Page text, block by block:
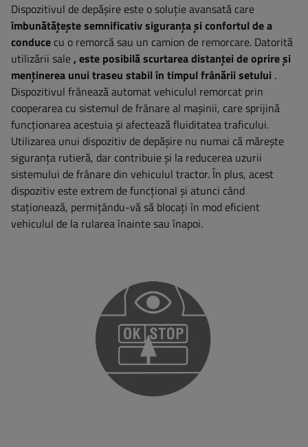
Dispozitivul de depășire este o soluție avansată care
îmbunătățește semnificativ siguranța și confortul de a
conduce cu o remorcă sau un camion de remorcare. Datorită
utilizării sale, este posibilă scurtarea distanței de oprire și
menținerea unui traseu stabil în timpul frânării setului .
Dispozitivul frânează automat vehiculul remorcat prin
cooperarea cu sistemul de frânare al mașinii, care sprijină
funcționarea acestuia și afectează fluiditatea traficului.
Utilizarea unui dispozitiv de depășire nu numai că mărește
siguranța rutieră, dar contribuie și la reducerea uzurii
sistemului de frânare din vehiculul tractor. În plus, acest
dispozitiv este extrem de funcțional și atunci când
staționează, permițându-vă să blocați în mod eficient
vehiculul de la rularea înainte sau înapoi.